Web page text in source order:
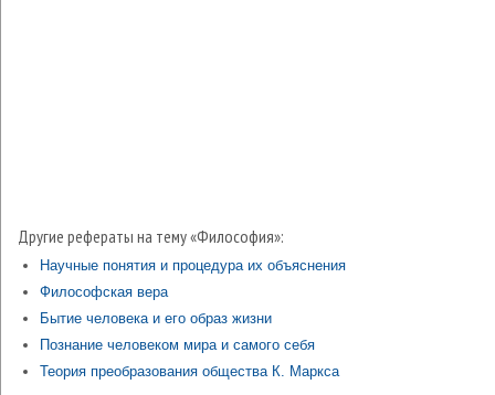
Другие рефераты на тему «Философия»:
Научные понятия и процедура их объяснения
Философская вера
Бытие человека и его образ жизни
Познание человеком мира и самого себя
Теория преобразования общества К. Маркса